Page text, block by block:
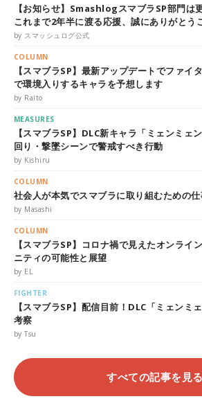
【お知らせ】SmashlogスマブラSP部門は
これまで2年半に渡る応援、誠にありがとう
by スマッシュログ公式
COLUMN
【スマブラSP】最新アップデートでファイ
で環境入りするキャラを予想します
by Raito
MEASURES
【スマブラSP】DLC新キャラ「ミェンミェ
回り・撃墜シーンで警戒すべき行動
by Kishiru
COLUMN
社会人が本気でスマブラに取り組むための
by Masashi
COLUMN
【スマブラSP】コロナ禍で見えたオンライ
ニティの可能性と展望
by EL
FIGHTER
【スマブラSP】配信目前！DLC「ミェンミ
考察
by Tsu
すべての記事を見る